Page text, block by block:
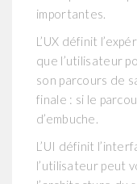
importantes.
L’UX définit
que l’utilisateur
son parcours de
finale : si le
d’embuche.
L’UI définit
l’utilisateur peut